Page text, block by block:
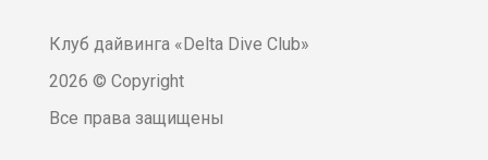
Клуб дайвинга «Delta Dive Club»
2026 © Copyright
Все права защищены